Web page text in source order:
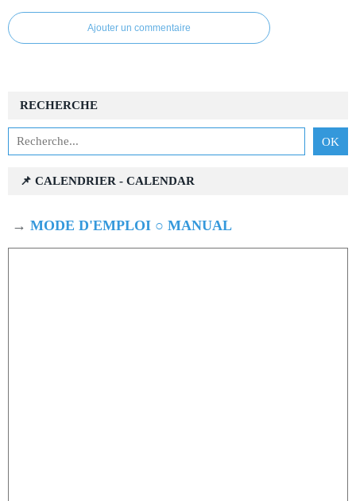
Ajouter un commentaire
RECHERCHE
📌 CALENDRIER - CALENDAR
→ MODE D'EMPLOI ○ MANUAL